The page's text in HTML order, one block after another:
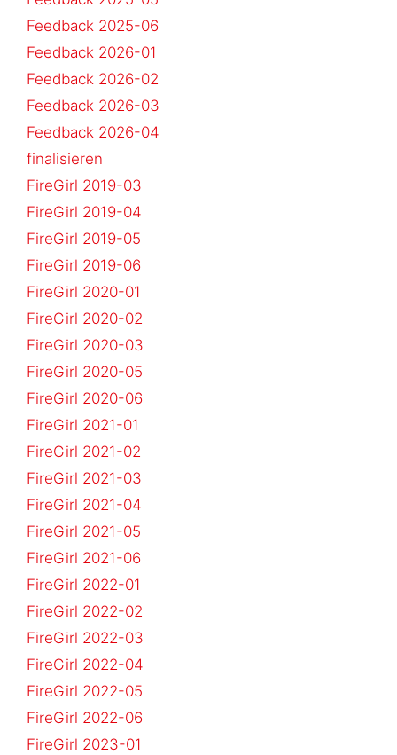
Feedback 2025-06
Feedback 2026-01
Feedback 2026-02
Feedback 2026-03
Feedback 2026-04
finalisieren
FireGirl 2019-03
FireGirl 2019-04
FireGirl 2019-05
FireGirl 2019-06
FireGirl 2020-01
FireGirl 2020-02
FireGirl 2020-03
FireGirl 2020-05
FireGirl 2020-06
FireGirl 2021-01
FireGirl 2021-02
FireGirl 2021-03
FireGirl 2021-04
FireGirl 2021-05
FireGirl 2021-06
FireGirl 2022-01
FireGirl 2022-02
FireGirl 2022-03
FireGirl 2022-04
FireGirl 2022-05
FireGirl 2022-06
FireGirl 2023-01